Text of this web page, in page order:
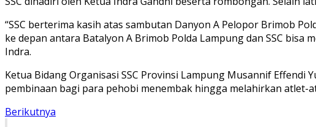
“SSC berterima kasih atas sambutan Danyon A Pelopor Brimob
ke depan antara Batalyon A Brimob Polda Lampung dan SSC
Indra.
Ketua Bidang Organisasi SSC Provinsi Lampung Musannif Effendi
pembinaan bagi para pehobi menembak hingga melahirkan atlet-
Berikutnya